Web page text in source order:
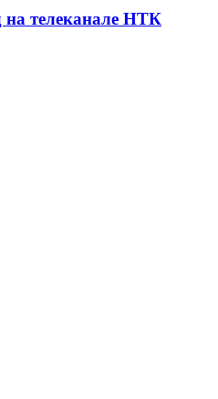
на телеканале НТК